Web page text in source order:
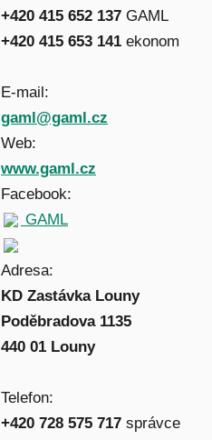
+420 415 652 137 GAML
+420 415 653 141 ekonom
E-mail:
gaml@gaml.cz
Web:
www.gaml.cz
Facebook:
GAML
Adresa:
KD Zastávka Louny
Poděbradova 1135
440 01 Louny
Telefon:
+420 728 575 717 správce